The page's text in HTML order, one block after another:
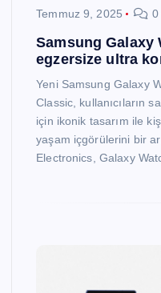
Temmuz 9, 2025
0
Samsung Galaxy
egzersize ultra
Yeni Samsung Galaxy
Classic, kullanıcıların
için ikonik tasarım ile
yaşam içgörülerini bir
Electronics, Galaxy